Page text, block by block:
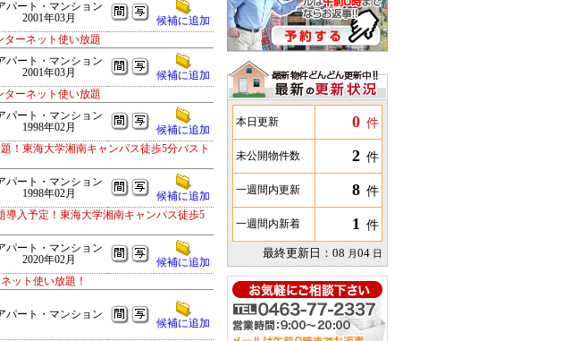
本日更新 0 件
未公開物件数 2 件
一週間内更新 8 件
一週間内新着 1 件
最終更新日：08 月04 日
パート・マンション
2001年03月
候補に追加
ーネット使い放題
パート・マンション
2001年03月
候補に追加
ーネット使い放題
パート・マンション
1998年02月
候補に追加
！東海大学湘南キャンパス徒歩5分バスト
パート・マンション
1998年02月
候補に追加
入予定！東海大学湘南キャンパス徒歩5
パート・マンション
2020年02月
候補に追加
ット使い放題！
パート・マンション
候補に追加